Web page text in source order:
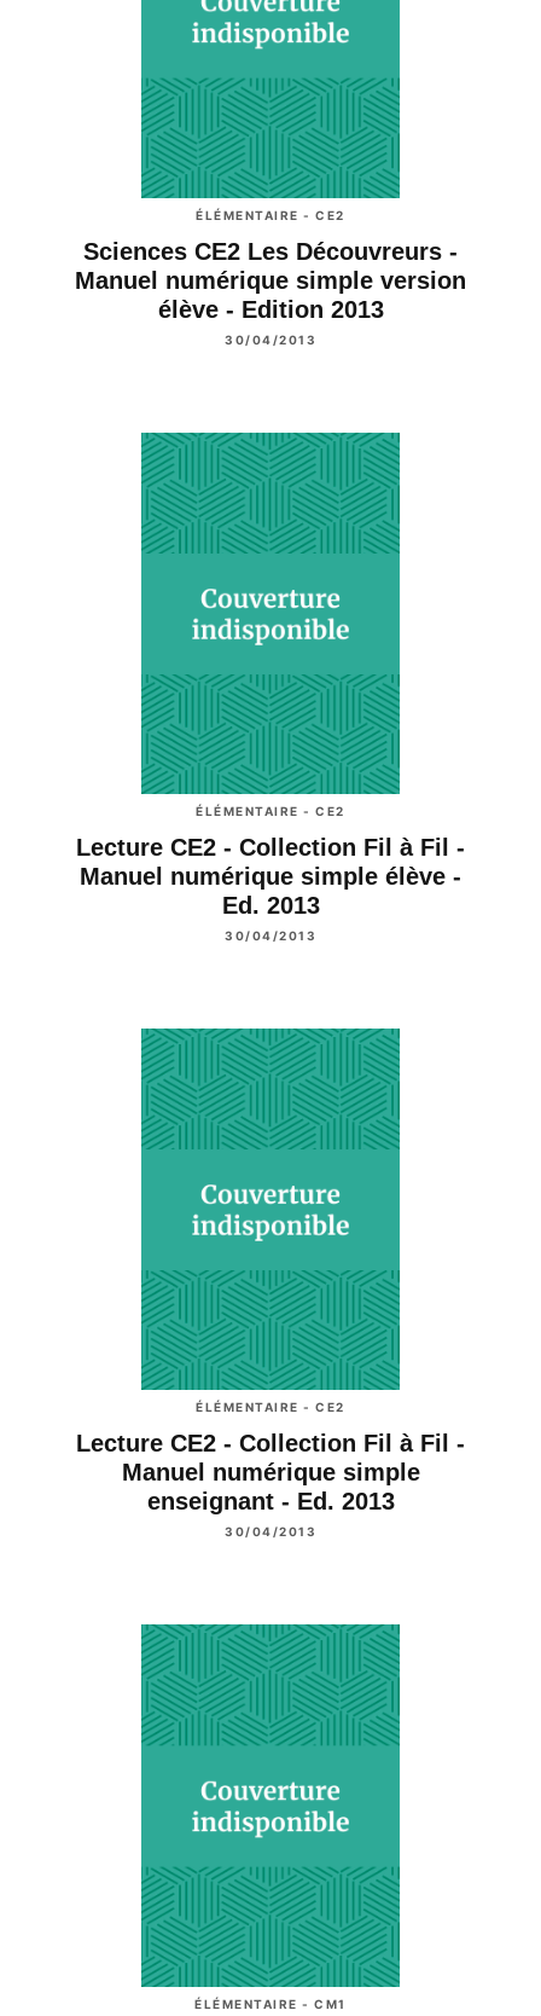
ÉLÉMENTAIRE - CE2
Sciences CE2 Les Découvreurs -
Manuel numérique simple version
élève - Edition 2013
30/04/2013
ÉLÉMENTAIRE - CE2
Lecture CE2 - Collection Fil à Fil -
Manuel numérique simple élève -
Ed. 2013
30/04/2013
ÉLÉMENTAIRE - CE2
Lecture CE2 - Collection Fil à Fil -
Manuel numérique simple
enseignant - Ed. 2013
30/04/2013
ÉLÉMENTAIRE - CM1